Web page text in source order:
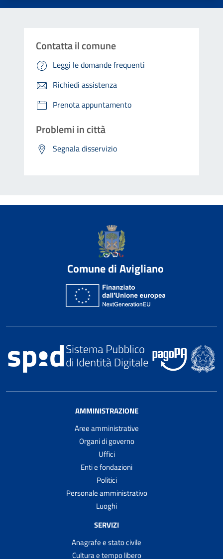
Contatta il comune
Leggi le domande frequenti
Richiedi assistenza
Prenota appuntamento
Problemi in città
Segnala disservizio
Comune di Avigliano
AMMINISTRAZIONE
Aree amministrative
Organi di governo
Uffici
Enti e fondazioni
Politici
Personale amministrativo
Luoghi
SERVIZI
Anagrafe e stato civile
Cultura e tempo libero